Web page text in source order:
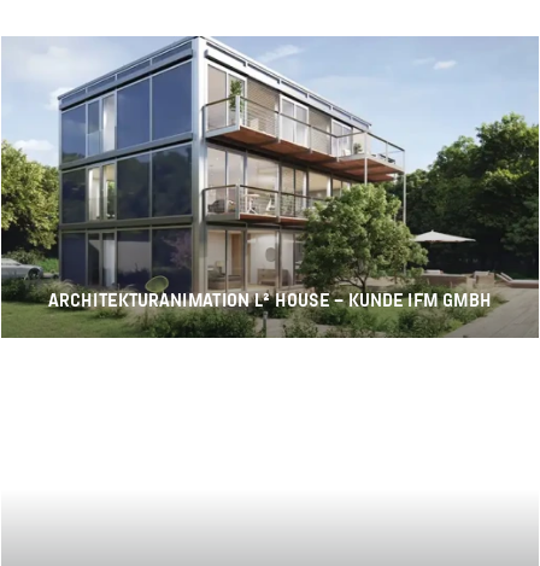
ARCHITEKTURANIMATION L² HOUSE – KUNDE IFM GMBH